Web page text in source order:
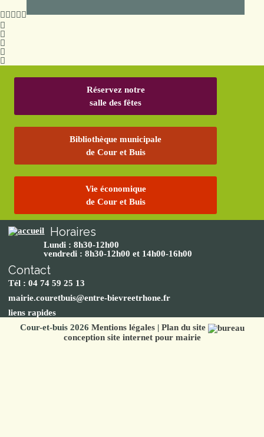
Réservez notre
salle des fêtes
Bibliothèque municipale
de Cour et Buis
Vie économique
de Cour et Buis
Horaires
Lundi : 8h30-12h00
vendredi : 8h30-12h00 et 14h00-16h00
Contact
Tél : 04 74 59 25 13
mairie.couretbuis@entre-bievreetrhone.fr
liens rapides
Cour-et-buis 2026 Mentions légales| Plan du site
conception site internet pour mairie